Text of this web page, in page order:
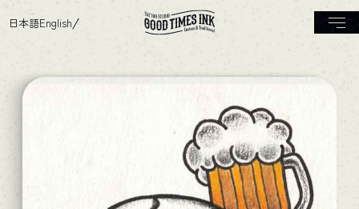
日本語English